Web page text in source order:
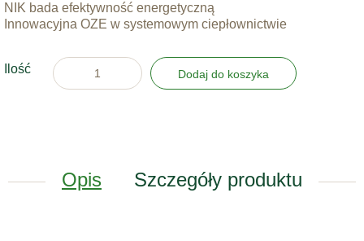
NIK bada efektywność energetyczną
Innowacyjna OZE w systemowym ciepłownictwie
Ilość Dodaj do koszyka
Opis Szczegóły produktu